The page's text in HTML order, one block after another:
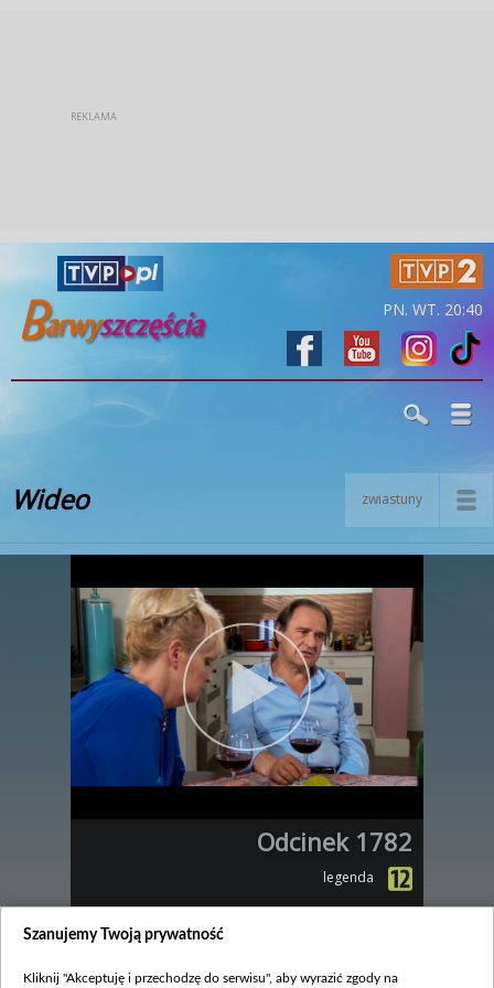
PN. WT. 20:40
Wideo zwiastuny
Odcinek 1782
legenda
Zobacz również
Szanujemy Twoją prywatność
Kliknij "Akceptuję i przechodzę do serwisu", aby wyrazić zgody na